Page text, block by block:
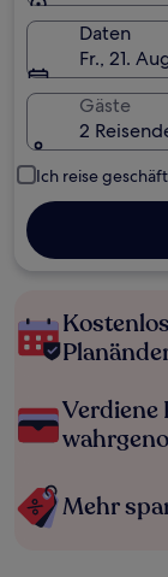
Daten
Fr., 21.
Gäste
2
Ich reise
Verdiene
Mehr